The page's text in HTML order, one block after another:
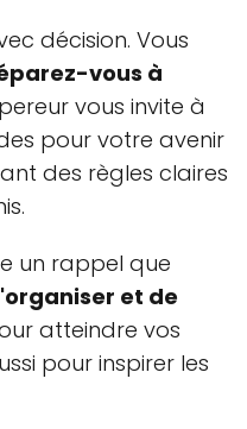
décision. Vous
vous à
vous invite à
pour votre avenir
des règles claires
un rappel que
et de
atteindre vos
pour inspirer les